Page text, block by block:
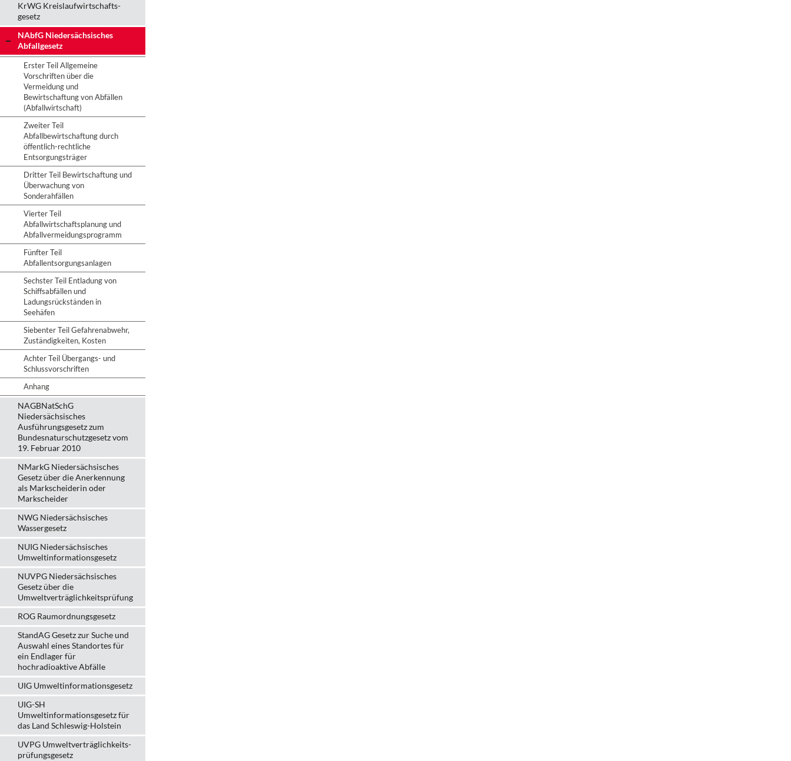
KrWG Kreislaufwirtschafts­
gesetz
NAbfG Niedersächsisches
Abfallgesetz
Erster Teil Allgemeine
Vorschriften über die
Vermeidung und
Bewirtschaftung von Abfällen
(Abfallwirtschaft)
Zweiter Teil
Abfallbewirtschaftung durch
öffentlich-rechtliche
Entsorgungsträger
Dritter Teil Bewirtschaftung und
Überwachung von
Sonderahfällen
Vierter Teil
Abfallwirtschaftsplanung und
Abfallvermeidungsprogramm
Fünfter Teil
Abfallentsorgungsanlagen
Sechster Teil Entladung von
Schiffsabfällen und
Ladungsrückständen in
Seehäfen
Siebenter Teil Gefahrenabwehr,
Zuständigkeiten, Kosten
Achter Teil Übergangs- und
Schlussvorschriften
Anhang
NAGBNatSchG
Niedersächsisches
Ausführungsgesetz zum
Bundesnaturschutzgesetz vom
19. Februar 2010
NMarkG Niedersächsisches
Gesetz über die Anerkennung
als Markscheiderin oder
Markscheider
NWG Niedersächsisches
Wassergesetz
NUIG Niedersächsisches
Umweltinformationsgesetz
NUVPG Niedersächsisches
Gesetz über die
Umweltverträglichkeitsprüfung
ROG Raumordnungsgesetz
StandAG Gesetz zur Suche und
Auswahl eines Standortes für
ein Endlager für
hochradioaktive Abfälle
UIG Umweltinformationsgesetz
UIG-SH
Umweltinformationsgesetz für
das Land Schleswig-Holstein
UVPG Umweltverträglich­keits­
prüfungs­gesetz